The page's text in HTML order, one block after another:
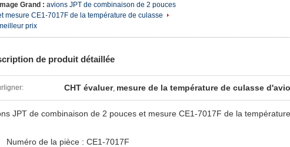
Image Grand : avions JPT de combinaison de 2 pouces
mesure CE1-7017F de la température de culasse
prix
de produit détaillée
CHT évaluer, mesure de la température de culasse
JPT de combinaison de 2 pouces et mesure CE1-7017F de la
Numéro de la pièce : CE1-7017F